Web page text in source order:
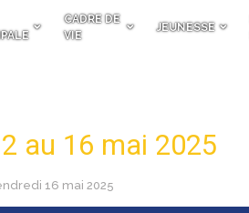
CADRE DE
VIE
JEUNESSE
au 16 mai 2025
16 mai 2025